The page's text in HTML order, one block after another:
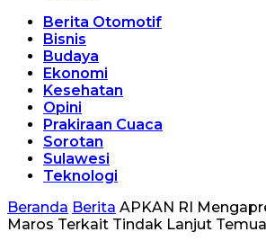
Berita Otomotif
Bisnis
Budaya
Ekonomi
Kesehatan
Opini
Prakiraan Cuaca
Sorotan
Sulawesi
Teknologi
Beranda Berita APKAN RI
Maros Terkait Tindak Lanjut